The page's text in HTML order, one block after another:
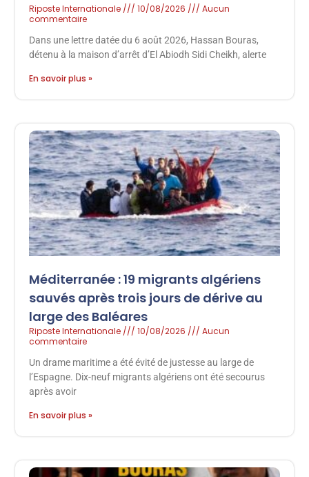
Riposte Internationale 10/08/2026
Aucun
commentaire
Dans une lettre datée du 6 août 2026, Hassan Bouras,
détenu à la maison d’arrêt d’El Abiodh Sidi Cheikh, alerte
En savoir plus »
Méditerranée : 19 migrants algériens
sauvés après trois jours de dérive au
large des Baléares
Riposte Internationale 10/08/2026
Aucun
commentaire
Un drame maritime a été évité de justesse au large de
l’Espagne. Dix-neuf migrants algériens ont été secourus
après avoir
En savoir plus »